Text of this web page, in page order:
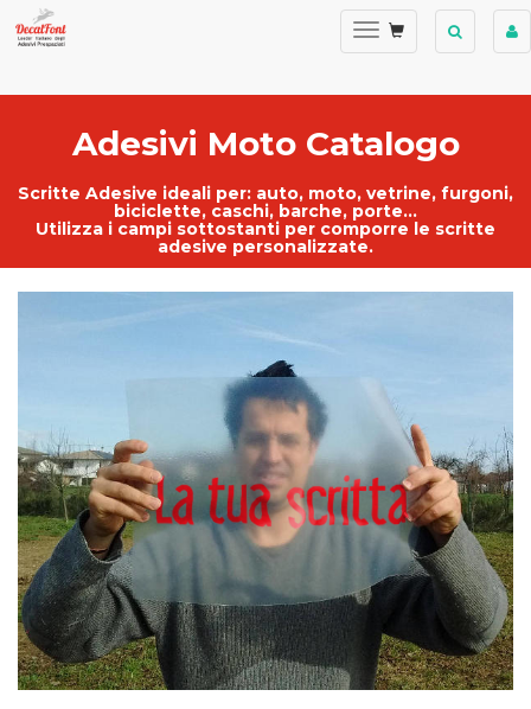
Adesivi Moto Catalogo
Scritte Adesive ideali per: auto, moto, vetrine, furgoni,
biciclette, caschi, barche, porte...
Utilizza i campi sottostanti per comporre le scritte
adesive personalizzate.